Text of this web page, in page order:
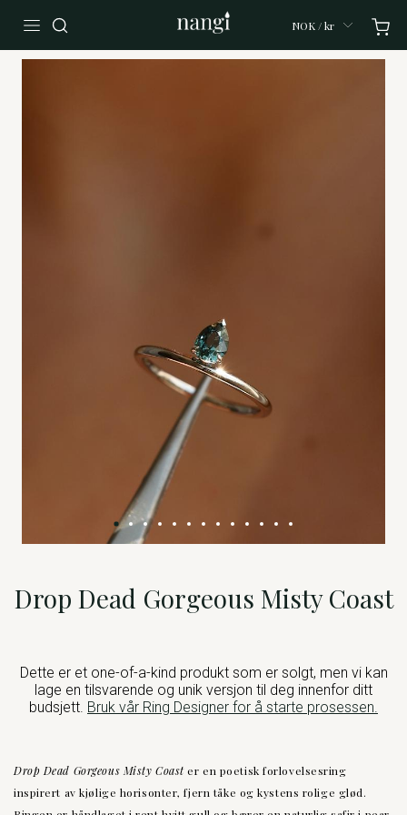
NOK / kr
Drop Dead Gorgeous Misty Coast
Dette er et one-of-a-kind produkt som er solgt, men vi kan
lage en tilsvarende og unik versjon til deg innenfor ditt
budsjett. Bruk vår Ring Designer for å starte prosessen.
Drop Dead Gorgeous Misty Coaster en poetisk forlovelsesring
inspirert av kjølige horisonter, fjern tåke og kystens rolige glød.